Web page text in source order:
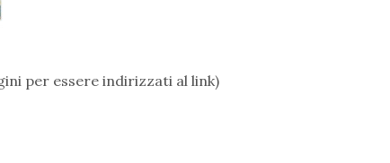
per essere indirizzati al link)